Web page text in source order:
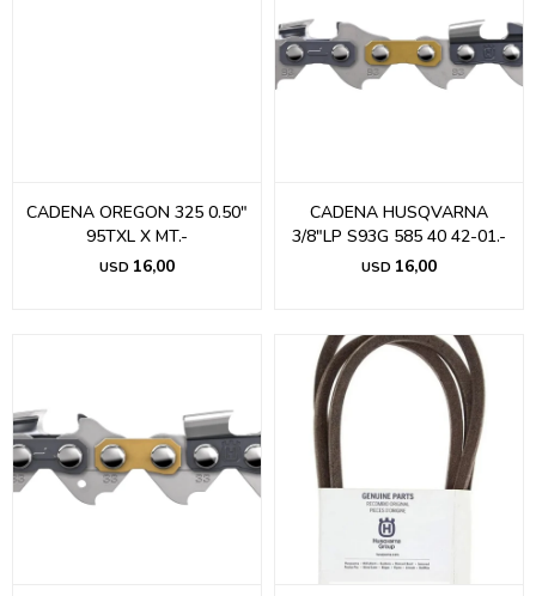
CADENA OREGON 325 0.50"
95TXL X MT.-
USD 16,00
CADENA HUSQVARNA
3/8"LP S93G 585 40 42-01.-
USD 16,00